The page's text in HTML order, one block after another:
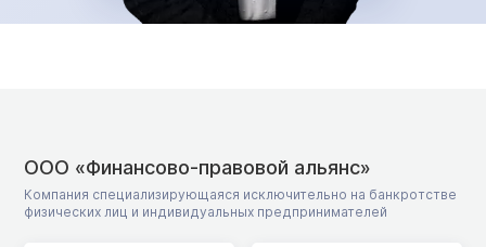
ООО «Финансово-правовой альянс»
Компания специализирующаяся исключительно на банкротстве
физических лиц и индивидуальных предпринимателей